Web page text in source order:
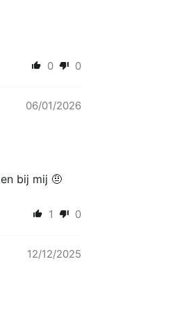
0 0
06/01/2026
bij mij 🤨
1 0
12/12/2025